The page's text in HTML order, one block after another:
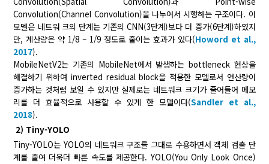
Convolution(Channel Convolution)을 나누어서 시행하는 구조이다. 이
모델은 네트워 크의 단계는 기존의 CNN(3단계)보다 더 증가(6단계)하였지
만, 계산량은 약 1/8 ~ 1/9 정도로 줄이는 효과가 있다(Howord et al.,
2017).
MobileNetV2는 기존의 MobileNet에서 발생하는 bottleneck 현상을
해결하기 위하여 inverted residual block을 적용한 모델로서 연산량이
증가하는 것처럼 보일 수 있지만 실제로는 네트워크 크기가 줄어들어 메모
리를 더 효율적으로 사용할 수 있게 한 모델이다(Sandler et al.,
2018).
2) Tiny-YOLO
Tiny-YOLO는 YOLO의 네트워크 구조를 그대로 수용하면서 객체 검출 단
계를 줄여 더욱더 빠른 속도를 제공한다. YOLO(You Only Look Once)